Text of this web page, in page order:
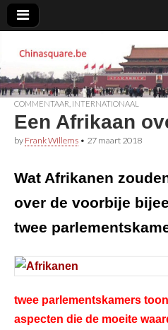
COMMENTAAR INTERNATIONAAL
Een Afrikaan
by Frank Willems • 27 maart 2018
Wat Afrikanen
over de voorbije
twee
twee parlementskamers
aspecten die de moeite